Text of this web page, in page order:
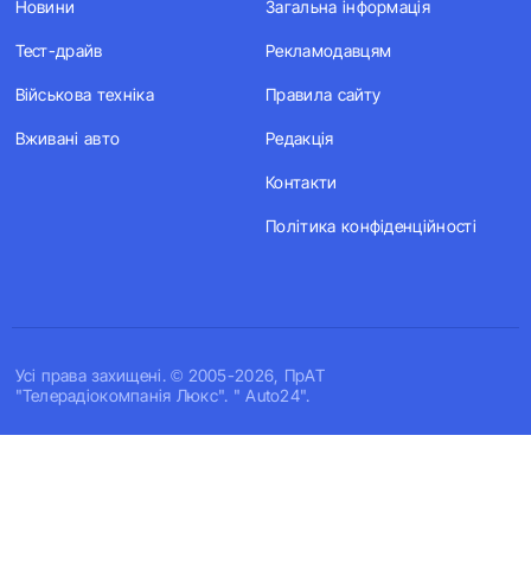
Усi права захищенi. © 2005-2026, ПрАТ
"Телерадіокомпанія Люкс". " Auto24".
Новини
Тест-драйв
Військова техніка
Вживані авто
Загальна інформація
Рекламодавцям
Правила сайту
Редакція
Контакти
Політика конфіденційності